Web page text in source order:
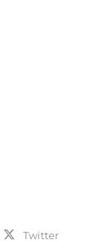
Twitter